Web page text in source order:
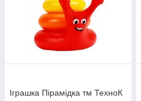
Іграшка Пірамідка тм ТехноК